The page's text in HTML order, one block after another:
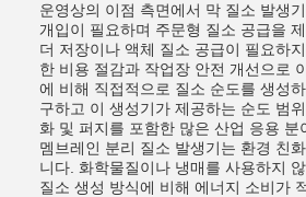
운영상의 이점 측면에서 막 질소 발생
개입이 필요하며 주문형 질소 공급을
더 저장이나 액체 질소 공급이 필요하
한 비용 절감과 작업장 안전 개선으로
에 비해 직접적으로 질소 순도를 생성
구하고 이 생성기가 제공하는 순도 범
화 및 퍼지를 포함한 많은 산업 응용 분
멤브레인 분리 질소 발생기는 환경 친
니다. 화학물질이나 냉매를 사용하지
질소 생성 방식에 비해 에너지 소비가